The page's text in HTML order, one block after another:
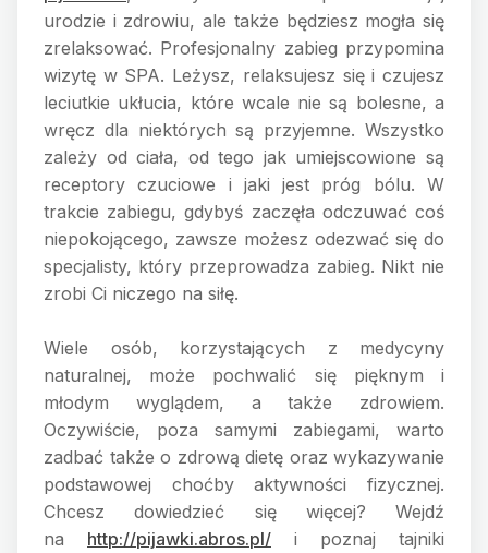
urodzie i zdrowiu, ale także będziesz mogła się
zrelaksować. Profesjonalny zabieg przypomina
wizytę w SPA. Leżysz, relaksujesz się i czujesz
leciutkie ukłucia, które wcale nie są bolesne, a
wręcz dla niektórych są przyjemne. Wszystko
zależy od ciała, od tego jak umiejscowione są
receptory czuciowe i jaki jest próg bólu. W
trakcie zabiegu, gdybyś zaczęła odczuwać coś
niepokojącego, zawsze możesz odezwać się do
specjalisty, który przeprowadza zabieg. Nikt nie
zrobi Ci niczego na siłę.
Wiele osób, korzystających z medycyny
naturalnej, może pochwalić się pięknym i
młodym wyglądem, a także zdrowiem.
Oczywiście, poza samymi zabiegami, warto
zadbać także o zdrową dietę oraz wykazywanie
podstawowej choćby aktywności fizycznej.
Chcesz dowiedzieć się więcej? Wejdź
na http://pijawki.abros.pl/ i poznaj tajniki